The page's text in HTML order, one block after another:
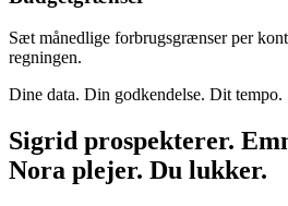
Sæt månedlige forbrugsgrænser per
regningen.
Dine data. Din godkendelse. Dit tempo.
Sigrid prospekterer.
Nora plejer. Du lukker.